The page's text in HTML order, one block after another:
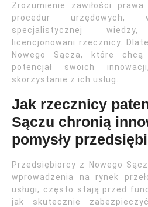
Zrozumienie zawiłości
procedur
specjalistycznej
licencjonowani rzecznicy.
Nowego Sącza, które
potencjał swoich
skorzystanie z ich usług.
Jak rzecznicy
Sączu chronią
pomysły
Przedsiębiorcy z Nowego
wprowadzenia na rynek
usługi, często stają przed
jak skutecznie